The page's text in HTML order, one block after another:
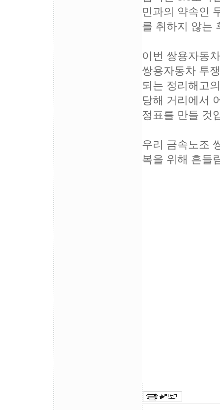
민과의 약속인
를 취하지 않는
이번 쌍용자동
쌍용자동차 투
되는 정리해고
당해 거리에서
정표를 만들 것
우리 금속노조
복을 위해 흔들